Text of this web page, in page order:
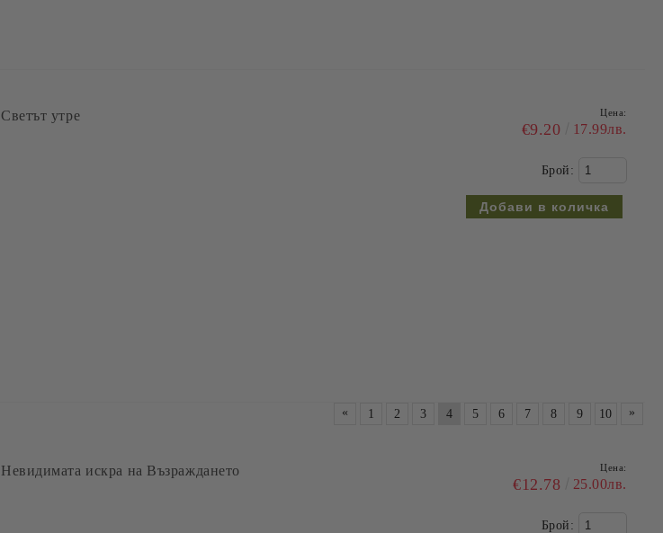
Светът утре Цена:
€9.20 17.99лв.
Брой:
« 1 2 3 4 5 6 7 8 9 10 »
Невидимата искра на Възраждането Цена:
€12.78 25.00лв.
Брой: